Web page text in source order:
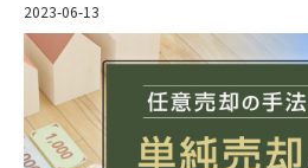
2023-06-13